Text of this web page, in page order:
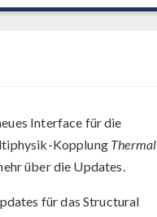
Interface für die
Kopplung Thermal
über die Updates.
für das Structural